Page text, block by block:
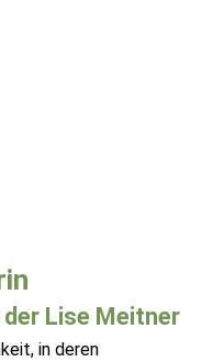
Lise Meitner
in deren